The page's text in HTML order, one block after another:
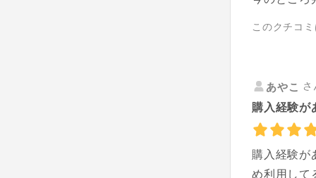
このクチコ
あやこ
購入経験が
購入経験が
め利用して